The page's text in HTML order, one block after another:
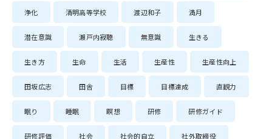
浄化 清明高等学校 渡辺和子 満月
潜在意識 瀬戸内寂聴 無意識 生きる
生き方 生命 生活 生産性 生産性向上
田坂広志 田舎 目標 目標達成 直観力
眠り 睡眠 瞑想 研修 研修ガイド
研修評価 社会 社会的自立 社外取締役